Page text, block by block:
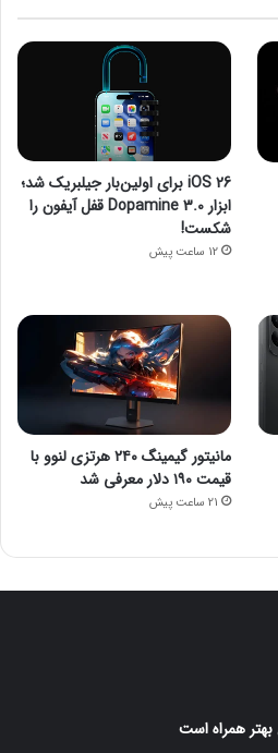
iOS 26 برای اولین‌بار جیلبریک شد؛
ابزار Dopamine 3.0 قفل آیفون را
شکست!
12 ساعت پیش
مانیتور گیمینگ ۲۴۰ هرتزی لنوو با
قیمت ۱۹۰ دلار معرفی شد
21 ساعت پیش